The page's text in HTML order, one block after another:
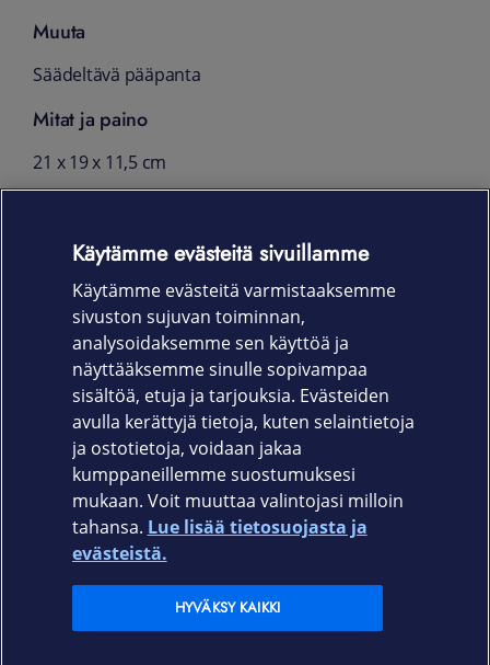
Muuta
Säädeltävä pääpanta
Mitat ja paino
21 x 19 x 11,5 cm
Akku
560 mAh, 40 tuntia
Takuu
12 kk
Elisa.fi
Käytämme evästeitä sivuillamme
Käytämme evästeitä varmistaaksemme
sivuston sujuvan toiminnan,
analysoidaksemme sen käyttöä ja
näyttääksemme sinulle sopivampaa
sisältöä, etuja ja tarjouksia. Evästeiden
avulla kerättyjä tietoja, kuten selaintietoja
ja ostotietoja, voidaan jakaa
kumppaneillemme suostumuksesi
mukaan. Voit muuttaa valintojasi milloin
tahansa. Lue lisää tietosuojasta ja
evästeistä.
HYVÄKSY KAIKKI